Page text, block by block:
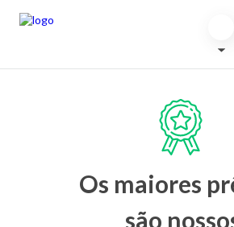
Os maiores
são